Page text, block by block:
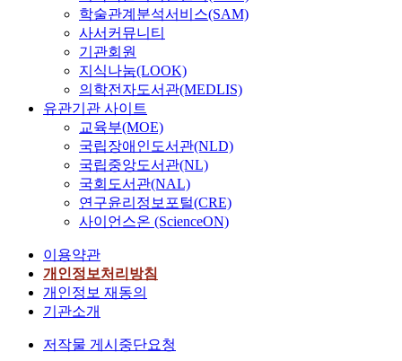
학술관계분석서비스(SAM)
사서커뮤니티
기관회원
지식나눔(LOOK)
의학전자도서관(MEDLIS)
유관기관 사이트
교육부(MOE)
국립장애인도서관(NLD)
국립중앙도서관(NL)
국회도서관(NAL)
연구윤리정보포털(CRE)
사이언스온 (ScienceON)
이용약관
개인정보처리방침
개인정보 재동의
기관소개
저작물 게시중단요청